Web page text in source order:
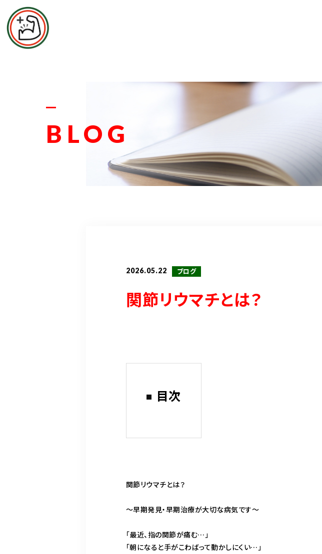
BLOG
2026.05.22 ブログ
関節リウマチとは？
目次
関節リウマチとは？
〜早期発見・早期治療が大切な病気です〜
「最近、指の関節が痛む…」
「朝になると手がこわばって動かしにくい…」
お客様の声